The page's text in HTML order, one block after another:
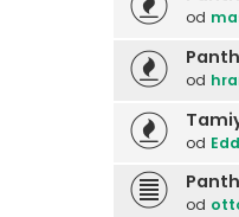
od
od
od
od